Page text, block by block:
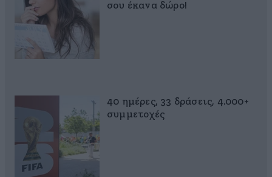
σου έκανα δώρο!
40 ημέρες, 33 δράσεις, 4.000+
συμμετοχές